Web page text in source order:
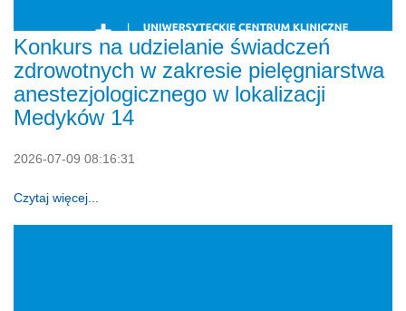
Konkurs na udzielanie świadczeń
zdrowotnych w zakresie pielęgniarstwa
anestezjologicznego w lokalizacji
Medyków 14
2026-07-09 08:16:31
Czytaj więcej...